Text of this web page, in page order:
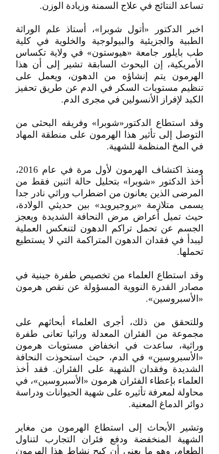
تساعد النتائج في علاج السمنة وزيادة الوزن.
اخبر الدكتور «أتول شوبرا»، أستاذ علم الوراثة
الطبية والجزيئية والبيولوجية والخلوية في كلية
طب بايلور جامعة «هيوستون» في ولاية تكساس
الأمريكية، إن البحوث السابقة تشير إلى أن هذا
الهرمون يتم إنشاؤه من الدهون، ويعمل على
تنظيم مستويات السكر في الدم عن طريق تحفيز
الكبد لإفراز الأنسولين في مجرى الدم.
وقد استطاع الدكتور«شوبرا» وفريقه البحثى من
التوصل إلى تأثير هذا الهرمون على منطقة المهاد
في المخ المنظمة للشهية.
ومنذ اكتشاف الهرمون لأول مرة في عام 2016،
أخذ الدكتور «شوبرا» بتحليل حالة اثنين فقط من
المرضى الذين يعانون من اضطراب وراثي نادر جدا
يسمى متلازمة «بروجيرويد» بين حديثي الولادة،
حيث تميل أعراض مرض النحافة الشديدة ويعجز
الجسم عن تحمل تراكم الدهون لتنعكس العملية
ليبدأ في فقدان الدهون المتراكمة التي لا يستطيع
تحملها.
وقد استطاع العلماء من تخصيص طفرة جينية في
مصادر القدرة النووية المسؤولة عن نقص هرمون
«الأسبروسين».
وللتحقق من ذلك، أجرى العلماء أبحاثهم على
مجموعة من الفئران المعدلة وراثيا تعانى طفرة
وراثية، ساعدت في انخفاض مستويات هرمون
«الأسبروسين» في الدم، حيث استحوذت النحافة
الشديدة وفقدان الشهية على الفئران. فقد أخذ
العلماء بإعطاء الفئران هرمون «الأسبروسين»، في
محاولة لمعرفة تأثيره على شهية الحيوانات ودراسة
دوائر الدماغ المعنية.
وتشير الأبحاث إلى استطاع الهرمون من مغاير
الشهية المنخفضة ودفع فئران التجارب لتناول
الطعام، وهو ما يعنى أن كبح نشاط هذا الهرمون